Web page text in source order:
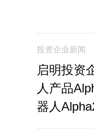
投资企业新闻
启明投资
人产品
器人